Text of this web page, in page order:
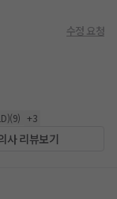
수정 요청
(9) +3
사 리뷰보기